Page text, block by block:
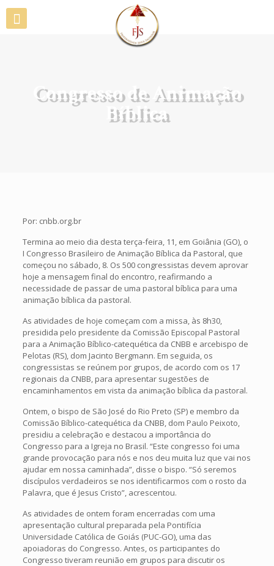
Congresso de Animação
Bíblica
Por: cnbb.org.br
Termina ao meio dia desta terça-feira, 11, em Goiânia (GO), o
I Congresso Brasileiro de Animação Bíblica da Pastoral, que
começou no sábado, 8. Os 500 congressistas devem aprovar
hoje a mensagem final do encontro, reafirmando a
necessidade de passar de uma pastoral bíblica para uma
animação bíblica da pastoral.
As atividades de hoje começam com a missa, às 8h30,
presidida pelo presidente da Comissão Episcopal Pastoral
para a Animação Bíblico-catequética da CNBB e arcebispo de
Pelotas (RS), dom Jacinto Bergmann. Em seguida, os
congressistas se reúnem por grupos, de acordo com os 17
regionais da CNBB, para apresentar sugestões de
encaminhamentos em vista da animação bíblica da pastoral.
Ontem, o bispo de São José do Rio Preto (SP) e membro da
Comissão Bíblico-catequética da CNBB, dom Paulo Peixoto,
presidiu a celebração e destacou a importância do
Congresso para a Igreja no Brasil. “Este congresso foi uma
grande provocação para nós e nos deu muita luz que vai nos
ajudar em nossa caminhada”, disse o bispo. “Só seremos
discípulos verdadeiros se nos identificarmos com o rosto da
Palavra, que é Jesus Cristo”, acrescentou.
As atividades de ontem foram encerradas com uma
apresentação cultural preparada pela Pontifícia
Universidade Católica de Goiás (PUC-GO), uma das
apoiadoras do Congresso. Antes, os participantes do
Congresso tiveram reunião em grupos para discutir os